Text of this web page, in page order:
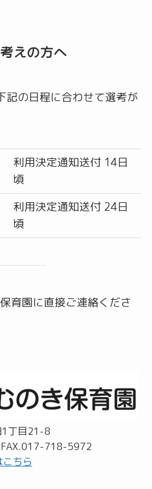
えの方へ
記の日程に合わせて選考が
利用決定通知送付 14日
頃
利用決定通知送付 24日
頃
育園に直接ご連絡くださ
丁目21-8
718-5972
ちら